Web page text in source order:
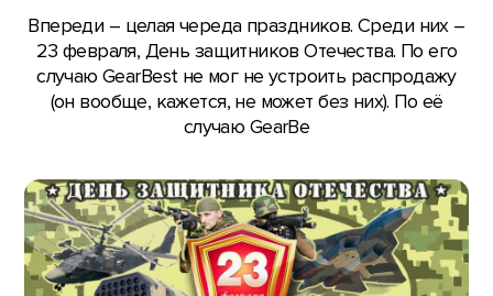
Впереди – целая череда праздников. Среди них –
23 февраля, День защитников Отечества. По его
случаю GearBest не мог не устроить распродажу
(он вообще, кажется, не может без них). По её
случаю GearBe